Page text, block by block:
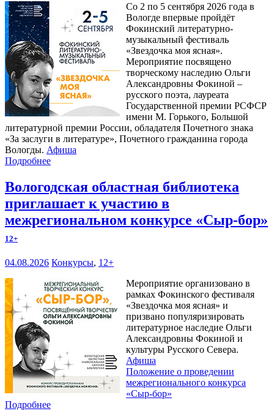
Со 2 по 5 сентября 2026 года в
Вологде впервые пройдёт
Фокинский литературно-
музыкальный фестиваль
«Звездочка моя ясная».
Мероприятие посвящено
творческому наследию Ольги
Александровны Фокиной –
русского поэта, лауреата
Государственной премии РСФСР
имени М. Горького, Большой
литературной премии России, обладателя Почетного знака
«За заслуги в литературе», Почетного гражданина города
Вологды. Афиша
Подробнее
Вологодская областная библиотека
приглашает к участию в
межрегиональном конкурсе «Сыр-бор»
12+
04.08.2026 Конкурсы, 12+
Мероприятие организовано в
рамках Фокинского фестиваля
«Звездочка моя ясная» и
призвано популяризировать
литературное наследие Ольги
Александровны Фокиной и
культуры Русского Севера.
Афиша
Положение о проведении
межрегионального конкурса
«Сыр-бор»
Подробнее